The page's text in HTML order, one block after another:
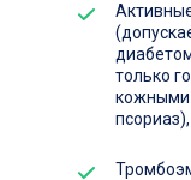
только
кожными